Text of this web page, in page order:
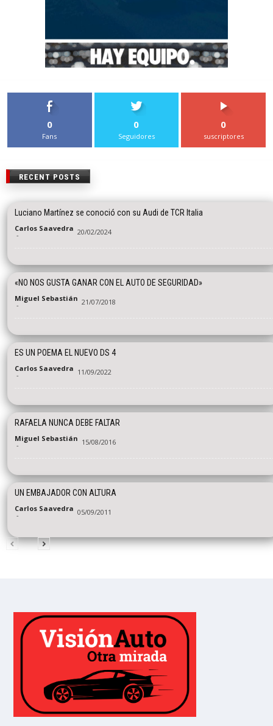
0
Fans
0
Seguidores
0
suscriptores
RECENT POSTS
Luciano Martínez se conoció con su Audi de TCR Italia
Carlos Saavedra
- 20/02/2024
«NO NOS GUSTA GANAR CON EL AUTO DE SEGURIDAD»
Miguel Sebastián
- 21/07/2018
ES UN POEMA EL NUEVO DS 4
Carlos Saavedra
- 11/09/2022
RAFAELA NUNCA DEBE FALTAR
Miguel Sebastián
- 15/08/2016
UN EMBAJADOR CON ALTURA
Carlos Saavedra
- 05/09/2011